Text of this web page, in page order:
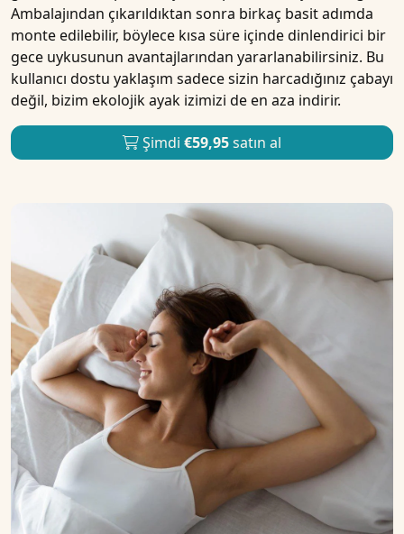
Ambalajından çıkarıldıktan sonra birkaç basit adımda
monte edilebilir, böylece kısa süre içinde dinlendirici bir
gece uykusunun avantajlarından yararlanabilirsiniz. Bu
kullanıcı dostu yaklaşım sadece sizin harcadığınız çabayı
değil, bizim ekolojik ayak izimizi de en aza indirir.
Şimdi €59,95satın al